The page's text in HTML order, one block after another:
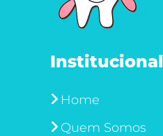
Institucional
Home
Quem Somos